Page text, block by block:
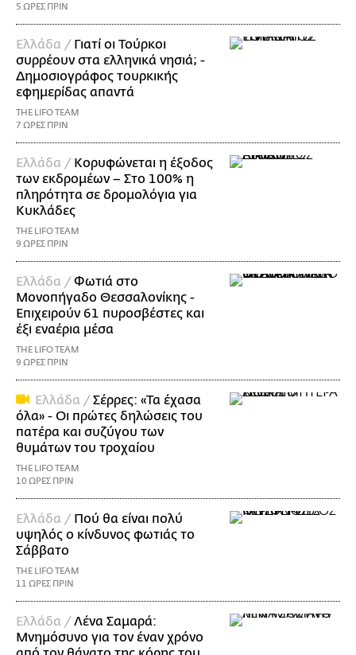
5 ΩΡΕΣ ΠΡΙΝ
Ελλάδα / Γιατί οι Τούρκοι
συρρέουν στα ελληνικά νησιά; -
Δημοσιογράφος τουρκικής
εφημερίδας απαντά
THE LIFO TEAM
7 ΩΡΕΣ ΠΡΙΝ
Ελλάδα / Κορυφώνεται η έξοδος
των εκδρομέων – Στο 100% η
πληρότητα σε δρομολόγια για
Κυκλάδες
THE LIFO TEAM
9 ΩΡΕΣ ΠΡΙΝ
Ελλάδα /Φωτιά στο
Μονοπήγαδο Θεσσαλονίκης -
Επιχειρούν 61 πυροσβέστες και
έξι εναέρια μέσα
THE LIFO TEAM
9 ΩΡΕΣ ΠΡΙΝ
Ελλάδα /Σέρρες: «Τα έχασα
όλα» - Οι πρώτες δηλώσεις του
πατέρα και συζύγου των
θυμάτων του τροχαίου
THE LIFO TEAM
10 ΩΡΕΣ ΠΡΙΝ
Ελλάδα / Πού θα είναι πολύ
υψηλός ο κίνδυνος φωτιάς το
Σάββατο
THE LIFO TEAM
11 ΩΡΕΣ ΠΡΙΝ
Ελλάδα /Λένα Σαμαρά:
Μνημόσυνο για τον έναν χρόνο